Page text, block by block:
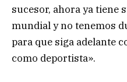
sucesor, ahora ya tiene
mundial y no tenemos
para que siga adelante
como deportista».